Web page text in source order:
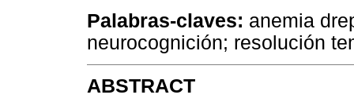
Palabras-claves: anemia
neurocognición; resolución
ABSTRACT